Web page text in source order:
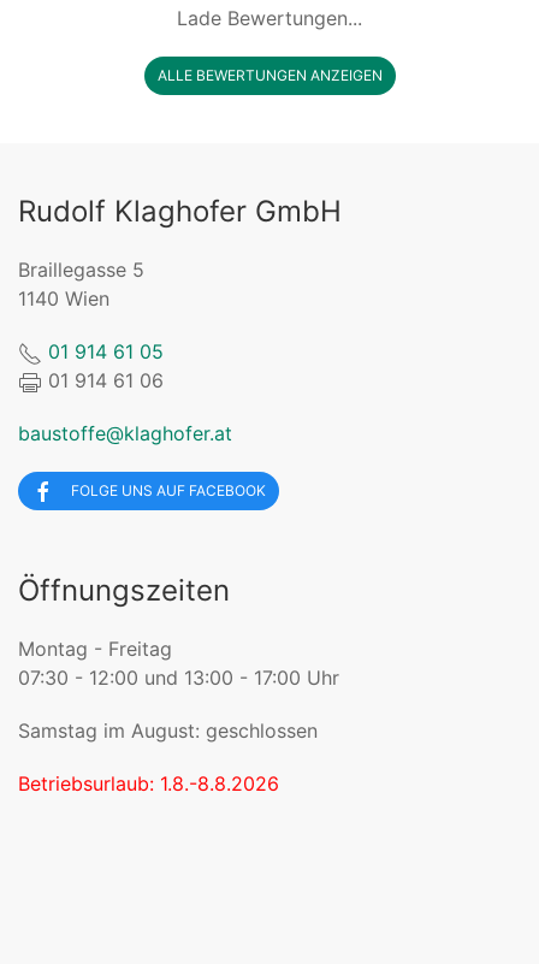
Lade Bewertungen...
ALLE BEWERTUNGEN ANZEIGEN
Rudolf Klaghofer GmbH
Braillegasse 5
1140 Wien
01 914 61 05
01 914 61 06
baustoffe@klaghofer.at
FOLGE UNS AUF FACEBOOK
Öffnungszeiten
Montag - Freitag
07:30 - 12:00 und 13:00 - 17:00 Uhr
Samstag im August: geschlossen
Betriebsurlaub: 1.8.-8.8.2026